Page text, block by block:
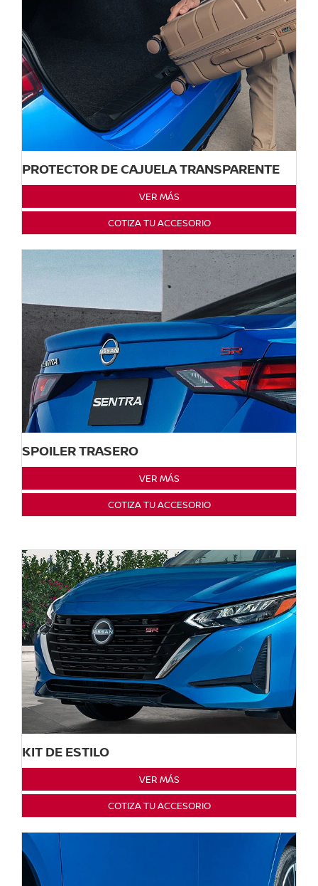
PROTECTOR DE CAJUELA TRANSPARENTE
VER MÁS
COTIZA TU ACCESORIO
SPOILER TRASERO
VER MÁS
COTIZA TU ACCESORIO
KIT DE ESTILO
VER MÁS
COTIZA TU ACCESORIO